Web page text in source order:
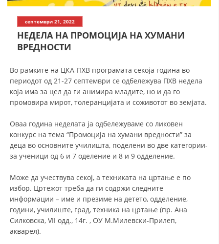
СТРУКТУРА НА ОРГАНИЗАЦИЈАТА
КОНТАКТ ИНФОРМАЦИИ
ЗАКОН ЗА ЦКРМ
РАКОВОДЕН ОДБОР
СОБРАНИЕ
СТРУКТУРА И ОРГАНИЗАЦИОНА ПОСТАВЕНОСТ
септември 21, 2022
НЕДЕЛА НА ПРОМОЦИЈА НА ХУМАНИ
ВРЕДНОСТИ
Во рамките на ЦКА-ПХВ програмата секоја година во
периодот од 21-27 септември се одбележува ПХВ недела
која има за цел да ги анимира младите, но и да го
промовира мирот, толеранцијата и соживотот во земјата.
Оваа година неделата ја одбележуваме со ликовен
конкурс на тема “Промоција на хумани вредности” за
деца во основните училишта, поделени во две категории-
за ученици од 6 и 7 оделение и 8 и 9 одделение.
Може да учествува секој, а техниката на цртање е по
избор. Цртежот треба да ги содржи следните
информации – име и презиме на детето, одделение,
години, училиште, град, техника на цртање (пр. Ана
Силковска, VII одд., 14г. , ОУ М.Милевски-Прилеп,
акварел).